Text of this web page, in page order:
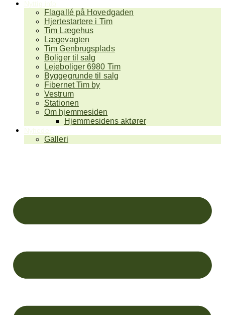
Flagallé på Hovedgaden
Hjertestartere i Tim
Tim Lægehus
Lægevagten
Tim Genbrugsplads
Boliger til salg
Lejeboliger 6980 Tim
Byggegrunde til salg
Fibernet Tim by
Vestrum
Stationen
Om hjemmesiden
Hjemmesidens aktører
Galleri